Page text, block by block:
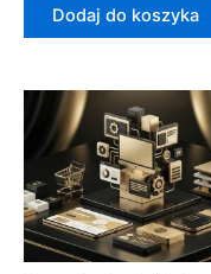
Dodaj do koszyka